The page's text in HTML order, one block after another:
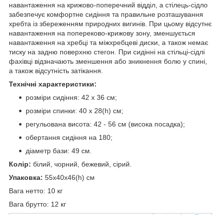
навантаження на крижово-поперечний відділ, а стілець-сідло
забезпечує комфортне сидіння та правильне розташування
хребта із збереженням природних вигинів. При цьому відсутнє
навантаження на попереково-крижову зону, зменшується
навантаження на хребці та міжхребцеві диски, а також немає
тиску на задню поверхню стегон. При сидінні на стільці-сідлі
фахівці відзначають зменшення або зникнення болю у спині,
а також відсутність затікання.
Технічні характеристики:
розміри сидіння: 42 х 36 см;
розміри спинки: 40 х 28(h) см;
регульована висота: 42 - 56 см (висока посадка);
обертання сидіння на 180;
діаметр бази: 49 см.
Колір: білий, чорний, бежевий, сірий.
Упаковка: 55x40x46(h) см
Вага нетто: 10 кг
Вага брутто: 12 кг